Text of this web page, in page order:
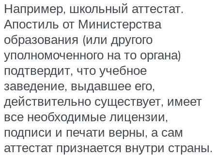
Например, школьный аттестат.
Апостиль от Министерства
образования (или другого
уполномоченного на то органа)
подтвердит, что учебное
заведение, выдавшее его,
действительно существует, имеет
все необходимые лицензии,
подписи и печати верны, а сам
аттестат признается внутри страны.